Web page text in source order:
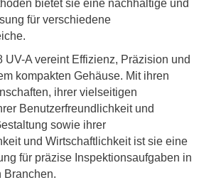
bietet sie eine nachhaltige und
für verschiedene
UV-A vereint Effizienz, Präzision und
kompakten Gehäuse. Mit ihren
ihrer vielseitigen
Benutzerfreundlichkeit und
sowie ihrer
und Wirtschaftlichkeit ist sie eine
für präzise Inspektionsaufgaben in
Branchen.